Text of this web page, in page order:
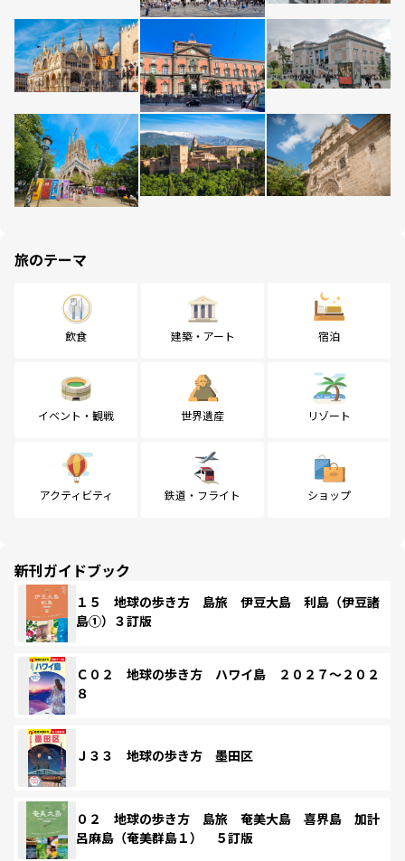
旅のテーマ
飲食 建築・アート 宿泊
イベント・観戦 世界遺産 リゾート
アクティビティ 鉄道・フライト ショップ
新刊ガイドブック
１５ 地球の歩き方 島旅 伊豆大島 利島（伊豆諸
島①）３訂版
Ｃ０２ 地球の歩き方 ハワイ島 ２０２７～２０２
８
Ｊ３３ 地球の歩き方 墨田区
０２ 地球の歩き方 島旅 奄美大島 喜界島 加計
呂麻島（奄美群島１） ５訂版